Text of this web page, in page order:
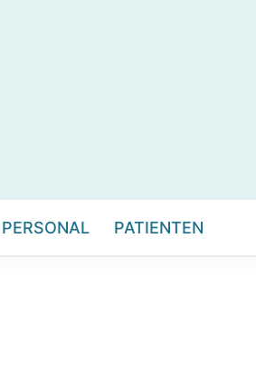
PERSONAL PATIENTEN